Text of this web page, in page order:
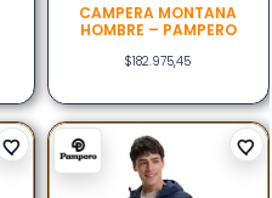
CAMPERA MONTANA
HOMBRE – PAMPERO
$182.975,45